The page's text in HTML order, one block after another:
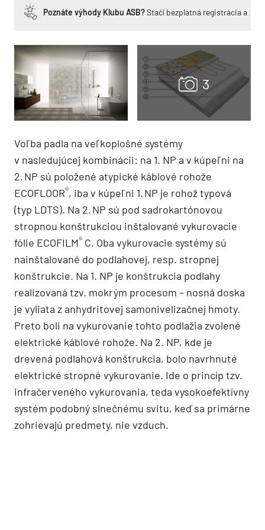
Poznáte výhody Klubu ASB?Stačí bezplatná registrácia a
Voľba padla na veľkoplošné systémy
v nasledujúcej kombinácii: na 1. NP a v kúpeľni na
2. NP sú položené atypické káblové rohože
ECOFLOOR®, iba v kúpeľni 1. NP je rohož typová
(typ LDTS). Na 2. NP sú pod sadrokartónovou
stropnou konštrukciou inštalované vykurovacie
fólie ECOFILM® C. Oba vykurovacie systémy sú
nainštalované do podlahovej, resp. stropnej
konštrukcie. Na 1. NP je konštrukcia podlahy
realizovaná tzv. mokrým procesom – nosná doska
je vyliata z anhydritovej samonivelizačnej hmoty.
Preto boli na vykurovanie tohto podlažia zvolené
elektrické káblové rohože. Na 2. NP, kde je
drevená podlahová konštrukcia, bolo navrhnuté
elektrické stropné vykurovanie. Ide o princíp tzv.
infračerveného vykurovania, teda vysokoefektívny
systém podobný slnečnému svitu, keď sa primárne
zohrievajú predmety, nie vzduch.